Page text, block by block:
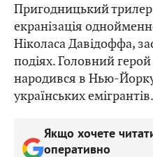
Пригодницький
екранізація
Ніколаса Давідоффа,
подіях. Головний
народився в Нью-
українських емігрантів.
Якщо хочете
оперативно